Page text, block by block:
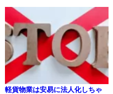
軽貨物業は安易に法人化しちゃ